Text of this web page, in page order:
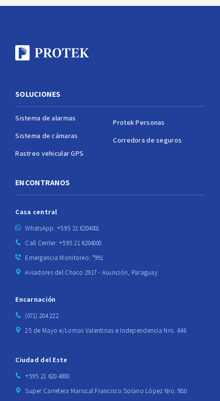
SOLUCIONES
Sistema de alarmas
Sistema de cámaras
Rastreo vehicular GPS
Protek Personas
Corredora de seguros
ENCONTRANOS
Casa central
WhatsApp: +595 21 6204001
Call Center: +595 21 6204000
Emergencia Monitoreo: *991
Aviadores del Chaco 2917 - Asunción, Paraguay
Encarnación
(071) 204 222
25 de Mayo e/Lomas Valentinas e Independencia Nro. 646
Ciudad del Este
+595 21 620 4000
Super Carretera Mariscal Francisco Solano López Nro. 980